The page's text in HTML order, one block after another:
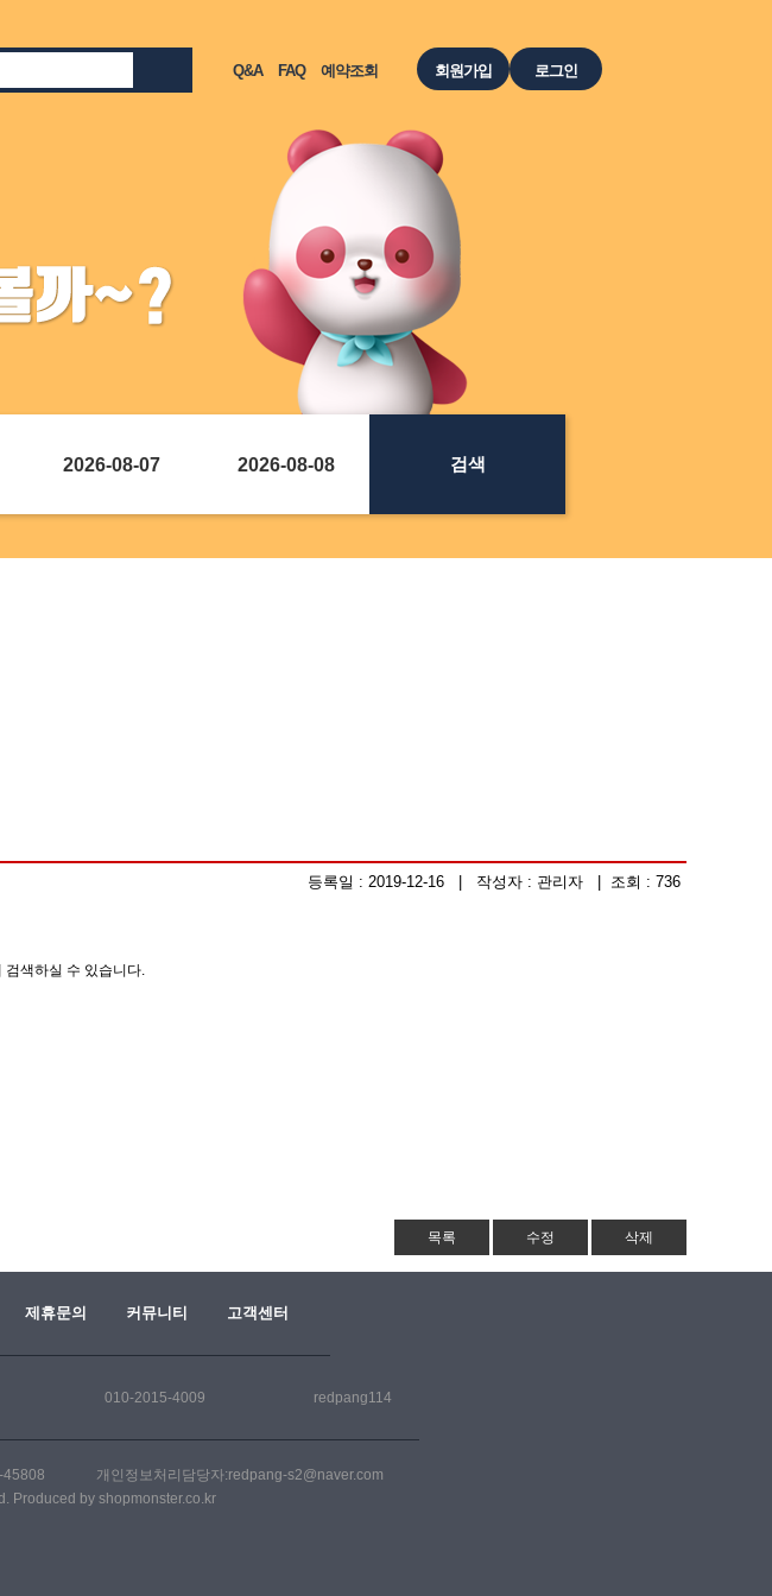
Q&A FAQ 예약조회 로그인
회원가입
검색
등록일 : 2019-12-16 | 작성자 : 관리자 | 조회 : 736
검색하실 수 있습니다.
제휴문의 커뮤니티 고객센터
010-2015-4009 redpang114
45808 개인정보처리담당자:redpang-s2@naver.com
Produced by shopmonster.co.kr